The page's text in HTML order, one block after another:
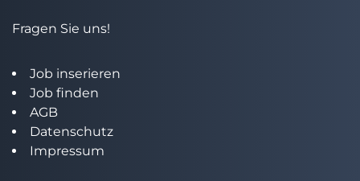
Fragen Sie uns!
Job inserieren
Job finden
AGB
Datenschutz
Impressum